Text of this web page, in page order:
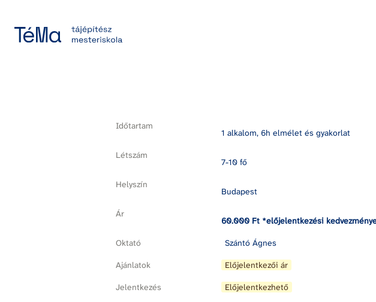
Időtartam
1 alkalom, 6h elmélet és gyakorlat
Létszám
7-10 fő
Helyszín
Budapest
Ár
60.000 Ft *előjelentkezési
Oktató Szántó Ágnes
Ajánlatok Előjelentkezői ár
Jelentkezés Előjelentkezhető